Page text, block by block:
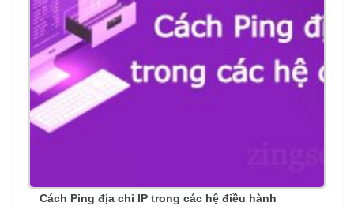
Cách Ping địa chỉ IP trong các hệ điều hành